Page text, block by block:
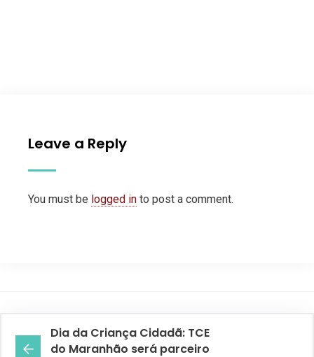
Leave a Reply
You must be logged in to post a comment.
Dia da Criança Cidadã: TCE
do Maranhão será parceiro